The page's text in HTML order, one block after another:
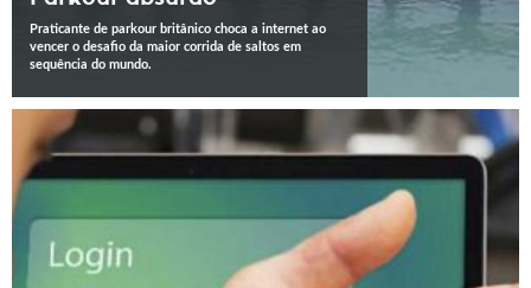
Praticante de parkour britânico choca a internet ao
vencer o desafio da maior corrida de saltos em
sequência do mundo.